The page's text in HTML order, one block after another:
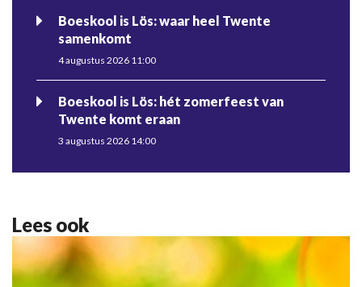
Boeskool is Lös: waar heel Twente
samenkomt
4 augustus 2026 11:00
Boeskool is Lös: hét zomerfeest van
Twente komt eraan
3 augustus 2026 14:00
Lees ook